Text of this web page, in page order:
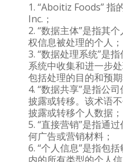
“Aboitiz Foods” 指
Inc.；
“数据主体”是指其
权信息被处理的个人；
“数据处理系统”是
系统中收集和进一步
包括处理的目的和预期
“数据共享”是指公
披露或转移。该术语
披露或转移个人数据；
“直接营销”是指通
何广告或营销材料；
“个人信息”是指包